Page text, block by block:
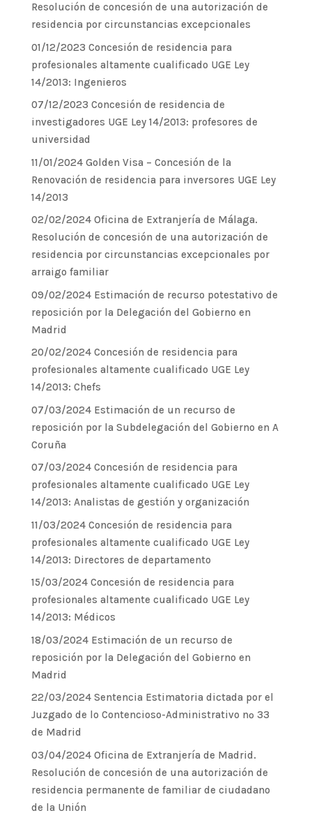
Resolución de concesión de una autorización de
residencia por circunstancias excepcionales
01/12/2023 Concesión de residencia para
profesionales altamente cualificado UGE Ley
14/2013: Ingenieros
07/12/2023 Concesión de residencia de
investigadores UGE Ley 14/2013: profesores de
universidad
11/01/2024 Golden Visa – Concesión de la
Renovación de residencia para inversores UGE Ley
14/2013
02/02/2024 Oficina de Extranjería de Málaga.
Resolución de concesión de una autorización de
residencia por circunstancias excepcionales por
arraigo familiar
09/02/2024 Estimación de recurso potestativo de
reposición por la Delegación del Gobierno en
Madrid
20/02/2024 Concesión de residencia para
profesionales altamente cualificado UGE Ley
14/2013: Chefs
07/03/2024 Estimación de un recurso de
reposición por la Subdelegación del Gobierno en A
Coruña
07/03/2024 Concesión de residencia para
profesionales altamente cualificado UGE Ley
14/2013: Analistas de gestión y organización
11/03/2024 Concesión de residencia para
profesionales altamente cualificado UGE Ley
14/2013: Directores de departamento
15/03/2024 Concesión de residencia para
profesionales altamente cualificado UGE Ley
14/2013: Médicos
18/03/2024 Estimación de un recurso de
reposición por la Delegación del Gobierno en
Madrid
22/03/2024 Sentencia Estimatoria dictada por el
Juzgado de lo Contencioso-Administrativo nº 33
de Madrid
03/04/2024 Oficina de Extranjería de Madrid.
Resolución de concesión de una autorización de
residencia permanente de familiar de ciudadano
de la Unión